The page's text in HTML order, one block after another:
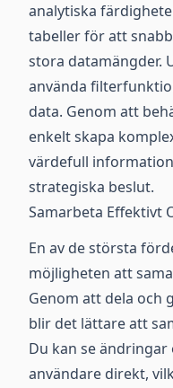
analytiska
tabeller för att
stora datamängder.
använda
data. Genom att
enkelt skapa
värdefull
strategiska beslut.
Samarbeta Effektivt
En av de största
möjligheten att
Genom att dela och
blir det lättare att
Du kan se
användare direkt,